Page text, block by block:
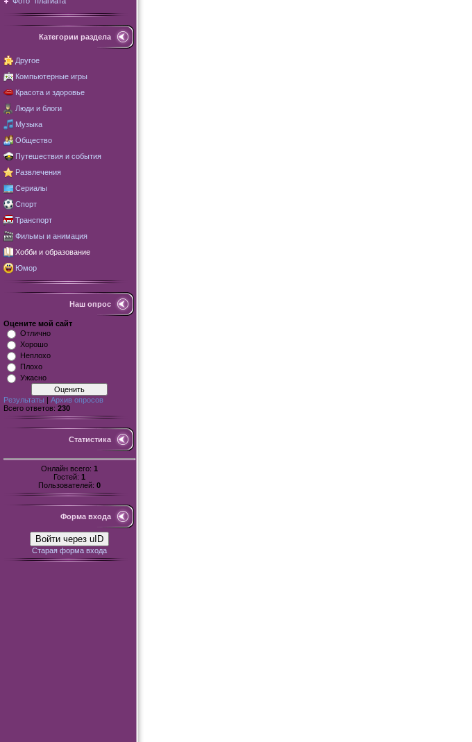
Категории раздела
Другое
Компьютерные игры
Красота и здоровье
Люди и блоги
Музыка
Общество
Путешествия и события
Развлечения
Сериалы
Спорт
Транспорт
Фильмы и анимация
Хобби и образование
Юмор
Наш опрос
Оцените мой сайт
Отлично
Хорошо
Неплохо
Плохо
Ужасно
Результаты | Архив опросов
Всего ответов: 230
Статистика
Онлайн всего: 1
Гостей: 1
Пользователей: 0
Форма входа
Войти через uID
Старая форма входа